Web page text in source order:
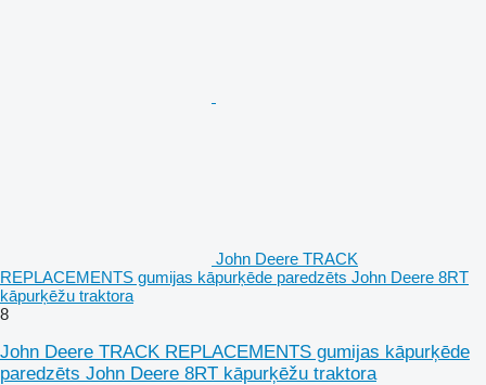
John Deere TRACK
REPLACEMENTS gumijas kāpurķēde paredzēts John Deere 8RT
kāpurķēžu traktora
8
John Deere TRACK REPLACEMENTS gumijas kāpurķēde
paredzēts John Deere 8RT kāpurķēžu traktora